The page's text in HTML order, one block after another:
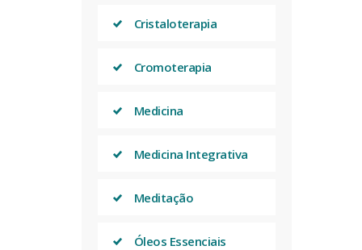
Cristaloterapia
Cromoterapia
Medicina
Medicina Integrativa
Meditação
Óleos Essenciais